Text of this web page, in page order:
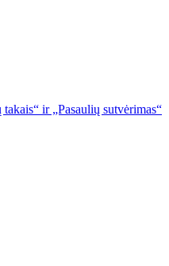
ir „Pasaulių sutvėrimas“